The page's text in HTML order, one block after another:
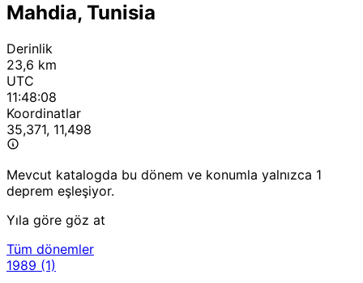
Mahdia, Tunisia
Derinlik
23,6 km
UTC
11:48:08
Koordinatlar
35,371, 11,498
Mevcut katalogda bu dönem ve konumla yalnızca 1
deprem eşleşiyor.
Yıla göre göz at
Tüm dönemler
1989 (1)